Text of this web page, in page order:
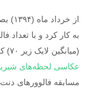
از
به کار کرد و با تعداد
(میانگین لایک زیر ۷۰) که از قبل داشت کمپین “
عکاسی لحظه‌های شیرین